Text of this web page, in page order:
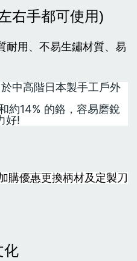
右手都可使用)
耐用、不易生鏽材質、易
中高階日本製手工戶外
約14% 的鉻，容易磨銳
好!
購優惠更換柄材及定製刀
化